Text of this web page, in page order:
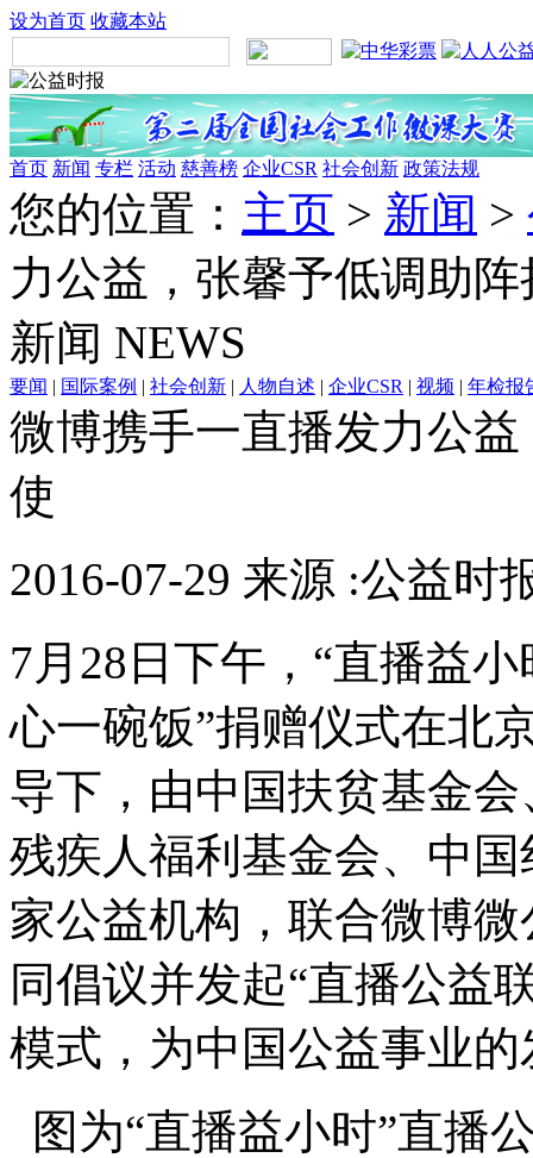
设为首页 收藏本站
首页 新闻 专栏 活动 慈善榜 企业CSR 社会创新 政策法规
您的位置： 主页 > 新闻 >
力公益，张馨予低调助
新闻 NEWS
要闻 | 国际案例 | 社会创新 | 人物自述 | 企业CSR | 视频 | 年检报
微博携手一直播发力公
使
2016-07-29 来源 :公益时
7月28日下午，“直播益
心一碗饭”捐赠仪式在北
导下，由中国扶贫基金
残疾人福利基金会、中
家公益机构，联合微博
同倡议并发起“直播公益
模式，为中国公益事业
图为“直播益小时”直播